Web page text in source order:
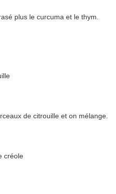
plus le curcuma et le thym.
de citrouille et on mélange.